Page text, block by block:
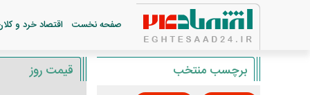
صفحه نخست اقتصاد خرد و
قیمت روز برچسب منتخب